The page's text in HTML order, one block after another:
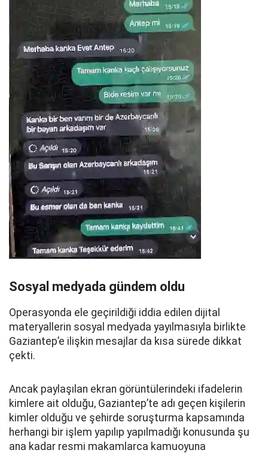
Sosyal medyada gündem oldu
Operasyonda ele geçirildiği iddia edilen dijital
materyallerin sosyal medyada yayılmasıyla birlikte
Gaziantep’e ilişkin mesajlar da kısa sürede dikkat
çekti.
Ancak paylaşılan ekran görüntülerindeki ifadelerin
kimlere ait olduğu, Gaziantep’te adı geçen kişilerin
kimler olduğu ve şehirde soruşturma kapsamında
herhangi bir işlem yapılıp yapılmadığı konusunda şu
ana kadar resmi makamlarca kamuoyuna